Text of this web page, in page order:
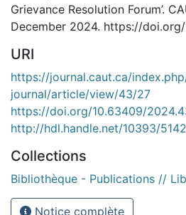
Grievance Resolution Forum’.
December 2024. https://
URI
https://journal.caut.ca/
journal/article/view/43/27
https://doi.org/10.63409/
http://hdl.handle.net/10393/
Collections
Bibliothèque - Publications //
Notice complète